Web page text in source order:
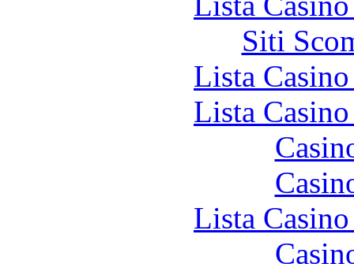
Siti
Lista
Lista
Lista